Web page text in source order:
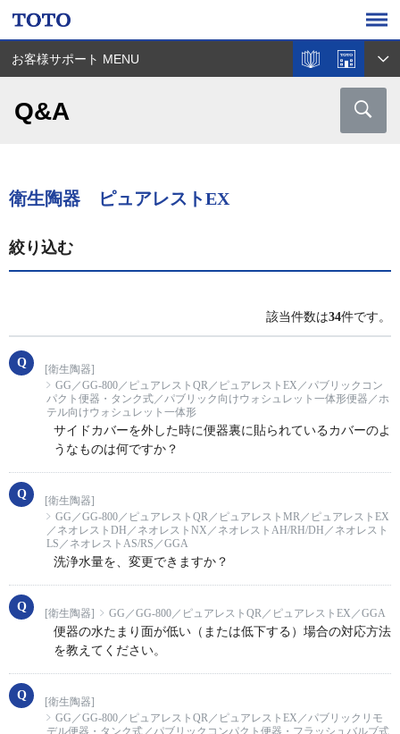
お客様サポート MENU
Q&A
衛生陶器 ピュアレストEX
絞り込む
該当件数は34件です。
[衛生陶器]
GG／GG-800／ピュアレストQR／ピュアレストEX／パブリックコン
パクト便器・タンク式／パブリック向けウォシュレット一体形便器／ホ
テル向けウォシュレット一体形
サイドカバーを外した時に便器裏に貼られているカバーのよ
うなものは何ですか？
[衛生陶器]
GG／GG-800／ピュアレストQR／ピュアレストMR／ピュアレストEX
／ネオレストDH／ネオレストNX／ネオレストAH/RH/DH／ネオレスト
LS／ネオレストAS/RS／GGA
洗浄水量を、変更できますか？
[衛生陶器] GG／GG-800／ピュアレストQR／ピュアレストEX／GGA
便器の水たまり面が低い（または低下する）場合の対応方法
を教えてください。
[衛生陶器]
GG／GG-800／ピュアレストQR／ピュアレストEX／パブリックリモ
デル便器・タンク式／パブリックコンパクト便器・フラッシュバルブ式